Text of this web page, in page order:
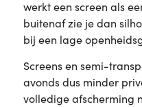
werkt een screen als
buitenaf zie je dan
bij een lage
Screens en semi-
avonds dus minder
volledige afscherming